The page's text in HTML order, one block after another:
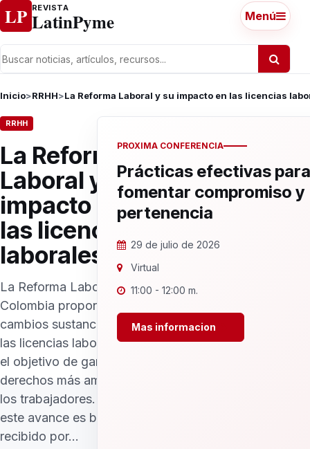
Ir al contenido
LP REVISTA
LatinPyme Menú
Inicio>RRHH>La Reforma Laboral y su impacto en las licencias
RRHH
La Reforma
Laboral y su
impacto en
las licencias
laborales
La Reforma Laboral en
Colombia propone
cambios sustanciales en
las licencias laborales con
el objetivo de garantizar
derechos más amplios para
los trabajadores. Aunque
este avance es bien
recibido por...
PROXIMA CONFERENCIA
Prácticas efectivas para
fomentar compromiso y
pertenencia
29 de julio de 2026
Virtual
11:00 - 12:00 m.
Mas informacion